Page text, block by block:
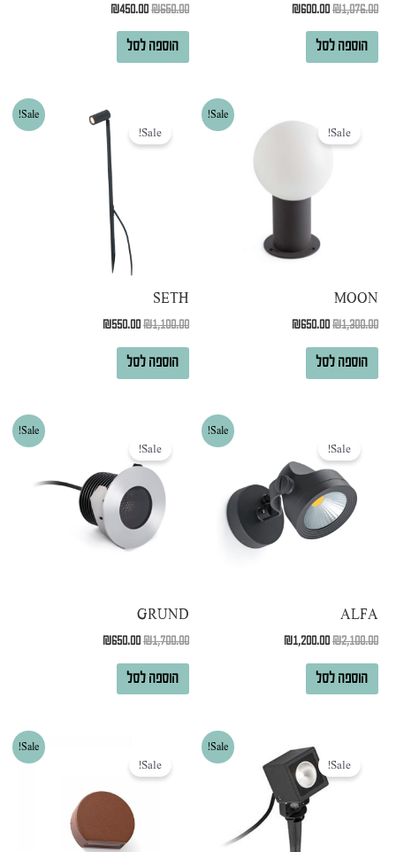
₪1,076.00
₪600.00
הוספה לסל
₪650.00
₪450.00
הוספה לסל
Sale!
Sale!
MOON
₪1,300.00
המקורי
היה:
₪650.00
הנוכחי
הוספה לסל
Sale!
Sale!
SETH
₪1,100.00
המקורי
היה:
₪1,100.00.
₪550.00
המחיר
הנוכחי
הוספה לסל
Sale!
Sale!
ALFA
₪2,100.00
המקורי
היה:
₪2,100.00.
₪1,200.00
₪1,200.00.
הוספה לסל
Sale!
Sale!
GRUND
₪1,700.00
המקורי
היה:
₪1,700.00.
₪650.00
₪650.00.
הוספה לסל
Sale!
Sale!
המקורי
היה:
₪1,500.00.
הנוכחי
הוא:
₪600.00.
Sale!
Sale!
המקורי
היה:
₪900.00.
₪600.00.